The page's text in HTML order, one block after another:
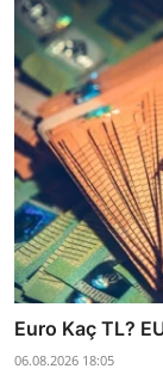
Euro Kaç TL?
06.08.2026 18:05